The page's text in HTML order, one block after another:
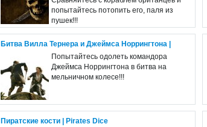
попытайтесь потопить его, паля из
пушек!!!
Битва Вилла Тернера и Джеймса Норрингтона |
Попытайтесь одолеть командора
Джеймса Норрингтона в битва на
мельничном колесе!!!
Пиратские кости | Pirates Dice